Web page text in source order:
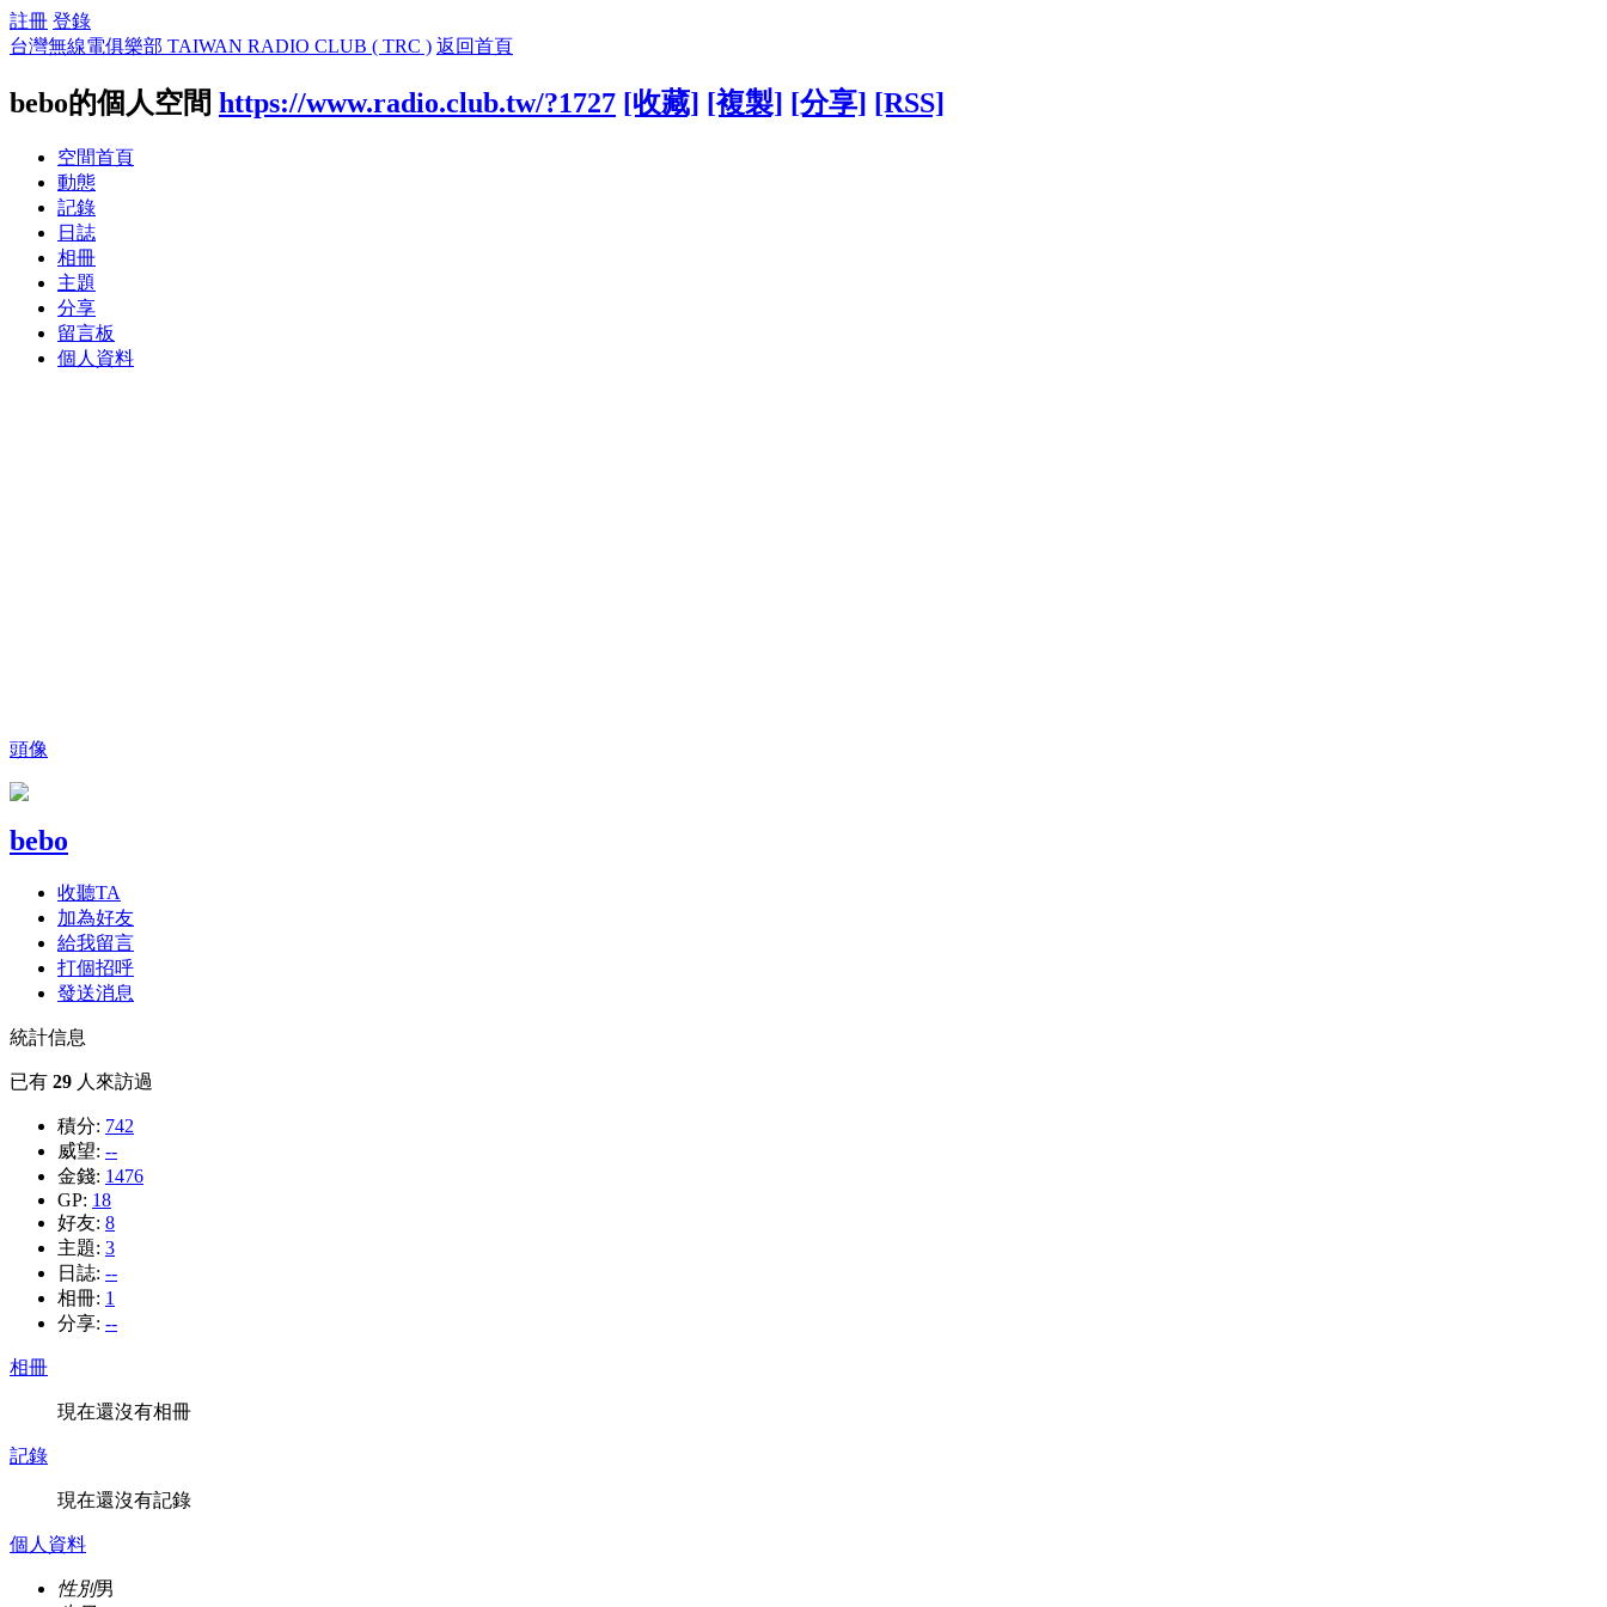
註冊 登錄
台灣無線電俱樂部 TAIWAN RADIO CLUB ( TRC ) 返回首頁
bebo的個人空間 https://www.radio.club.tw/?1727 [收藏] [複製] [分享] [RSS]
空間首頁
動態
記錄
日誌
相冊
主題
分享
留言板
個人資料
頭像
bebo
收聽TA
加為好友
給我留言
打個招呼
發送消息
統計信息
已有 29 人來訪過
積分: 742
威望: --
金錢: 1476
GP: 18
好友: 8
主題: 3
日誌: --
相冊: 1
分享: --
相冊
現在還沒有相冊
記錄
現在還沒有記錄
個人資料
性別男